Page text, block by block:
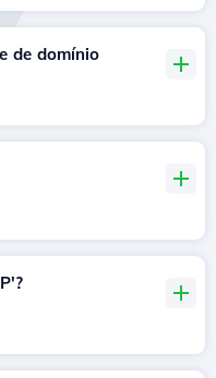
de domínio